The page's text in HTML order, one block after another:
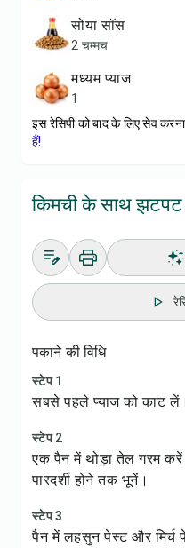
सोया सॉस
2 चम्मच
मध्यम प्याज
1
इस रेसिपी को बाद के लिए सेव
हैं!
किमची के साथ
पकाने की विधि
स्टेप 1
सबसे पहले प्याज को काट लें।
स्टेप 2
एक पैन में थोड़ा तेल गरम
पारदर्शी होने तक भूनें।
स्टेप 3
पैन में लहसुन पेस्ट और मिर्च